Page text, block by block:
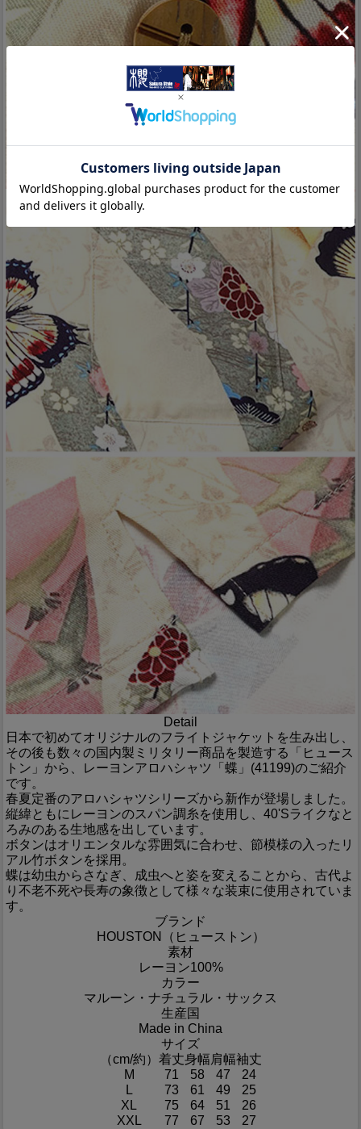
Detail
日本で初めてオリジナルのフライトジャケットを生み出し、
その後も数々の国内製ミリタリー商品を製造する「ヒュース
トン」から、レーヨンアロハシャツ「蝶」(41199)のご紹介
です。
春夏定番のアロハシャツシリーズから新作が登場しました。
縦緯ともにレーヨンのスパン調糸を使用し、40'Sライクなと
ろみのある生地感を出しています。
ボタンはオリエンタルな雰囲気に合わせ、節模様の入ったリ
アル竹ボタンを採用。
蝶は幼虫からさなぎ、成虫へと姿を変えることから、古代よ
り不老不死や長寿の象徴として様々な装束に使用されていま
す。
ブランド
HOUSTON（ヒューストン）
素材
レーヨン100%
カラー
マルーン・ナチュラル・サックス
生産国
Made in China
サイズ
（cm/約） 着丈身幅肩幅袖丈
M
71 58 47
24
L
73 61 49
25
XL
75 64 51
26
XXL
77 67 53 27